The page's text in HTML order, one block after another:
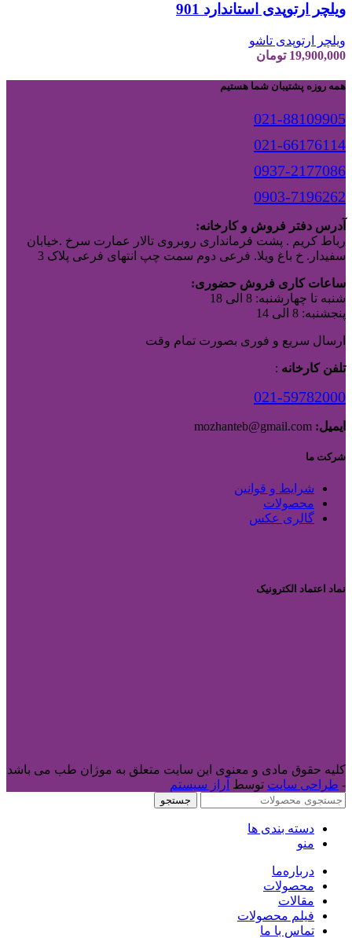
ویلچر ارتوپدی استاندارد 901
ویلچر ارتوپدی تاشو
19,900,000 تومان
همه روزه پشتیبان شما هستیم
021-88109905
021-66176114
0937-2177086
0903-7196262
آدرس دفتر فروش و کارخانه:
رباط کریم . پشت فرمانداری روبروی تالار عمارت سرخ .خیابان
سفیدار. خ باغ ویلا. فرعی دوم سمت چپ انتهای فرعی پلاک 3
ساعات کاری فروش حضوری:
شنبه تا چهارشنبه: 8 الی 18
پنجشنبه: 8 الی 14
ارسال سریع و فوری بصورت تمام وقت
تلفن کارخانه :
021-59782000
ایمیل:
شرکت ما
شرایط و قوانین
محصولات
گالری عکس
نماد اعتماد الکترونیک
کلیه حقوق مادی و معنوی این سایت متعلق به موژان طب می باشد
- طراحی سایت توسط آراز سیستم
جستجو
دسته بندی ها
منو
درباره‌ما
محصولات
مقالات
فیلم محصولات
تماس با ما